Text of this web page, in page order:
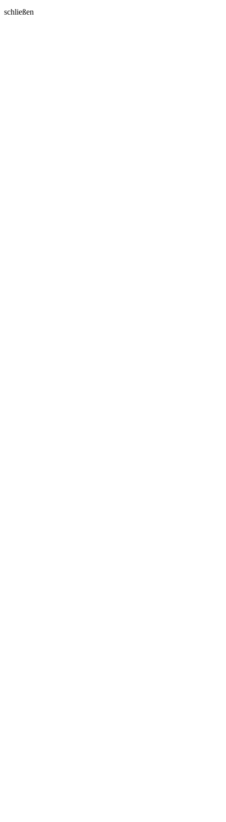
schließen